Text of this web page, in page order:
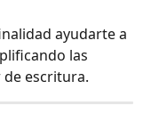
ayudarte a
las
de escritura.